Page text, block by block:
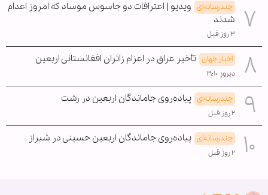
چندرسانه‌ای ویدیو | اعترافات دو جاسوس موساد که امروز اعدام
شدند
۳ روز قبل
اخبار جهان تأخیر عراق در اعزام زائران افغانستانی اربعین
دیروز ۱۹:۱۰
چندرسانه‌ای پیاده‌روی جاماندگان اربعین در رشت
۲ روز قبل
چندرسانه‌ای پیاده‌روی جاماندگان اربعین حسینی در شیراز
۲ روز قبل